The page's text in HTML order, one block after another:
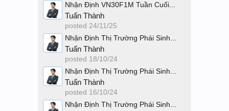
Nhận Định VN30F1M Tuần Cuối...
Tuấn Thành
posted 24/11/25
Nhận Định Thị Trường Phái Sinh...
Tuấn Thành
posted 18/10/24
Nhận Định Thị Trường Phái Sinh...
Tuấn Thành
posted 16/10/24
Nhận Định Thị Trường Phái Sinh...